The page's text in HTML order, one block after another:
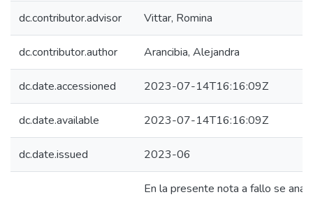
dc.contributor.advisor Vittar, Romina
dc.contributor.author Arancibia, Alejandra
dc.date.accessioned 2023-07-14T16:16:09Z
dc.date.available 2023-07-14T16:16:09Z
dc.date.issued 2023-06
En la presente nota a fallo se